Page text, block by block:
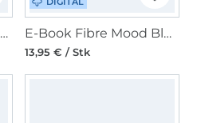
E-Book TOSCAminni Schnittmanufaktur Shirt Lani Normalgröße E-Book Fibre Mood Bluse Melody
13,95 € / Stk